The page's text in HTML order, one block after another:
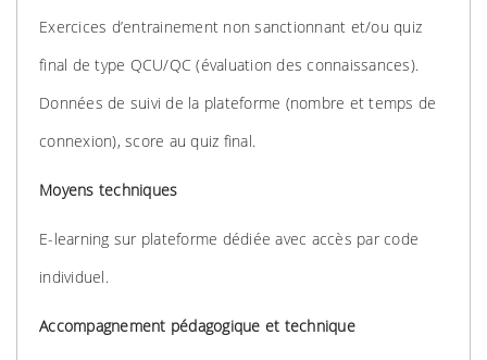
Exercices d’entrainement non sanctionnant et/ou quiz
final de type QCU/QC (évaluation des connaissances).
Données de suivi de la plateforme (nombre et temps de
connexion), score au quiz final.
Moyens techniques
E-learning sur plateforme dédiée avec accès par code
individuel.
Accompagnement pédagogique et technique